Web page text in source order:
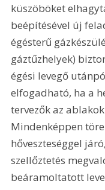
küszöböket
beépítésével új
égésterű
gáztűzhelyek)
égési levegő
elfogadható, ha a
tervezők az
Mindenképpen
hőveszteséggel
szellőztetés
beáramoltatott